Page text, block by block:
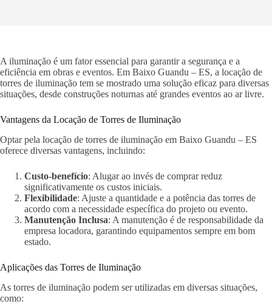
A iluminação é um fator essencial para garantir a segurança e a
eficiência em obras e eventos. Em Baixo Guandu – ES, a locação de
torres de iluminação tem se mostrado uma solução eficaz para diversas
situações, desde construções noturnas até grandes eventos ao ar livre.
Vantagens da Locação de Torres de Iluminação
Optar pela locação de torres de iluminação em Baixo Guandu – ES
oferece diversas vantagens, incluindo:
Custo-benefício: Alugar ao invés de comprar reduz
significativamente os custos iniciais.
Flexibilidade: Ajuste a quantidade e a potência das torres de
acordo com a necessidade específica do projeto ou evento.
Manutenção Inclusa: A manutenção é de responsabilidade da
empresa locadora, garantindo equipamentos sempre em bom
estado.
Aplicações das Torres de Iluminação
As torres de iluminação podem ser utilizadas em diversas situações,
como: